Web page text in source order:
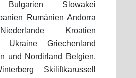
Bulgarien Slowakei
Rumänien Andorra
Kroatien
Ukraine Griechenland
und Nordirland Belgien.
Skiliftkarussell